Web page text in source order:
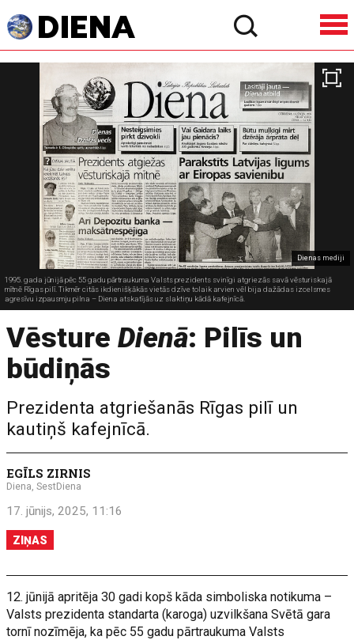
Dienas mediji
1995. gada jūnijā pēc 55 gadu pārtraukuma Valsts prezidents svinīgi atgriezās savā vēsturiskajā
mītnē Rīgas pilī. Tikmēr citās ikdienišķākās vietās dzīve tolaik arvien vēl bija dažādas izcelsmes
agresīvu izpausmju pilna – Diena atskatījās uz slaktiņu kādā kafejnīcā.
VēstureDienā: Pilīs un
būdiņās
Prezidenta atgriešanās Rīgas pilī un
kautiņš kafejnīcā.
EGĪLS ZIRNIS
Diena, SestDiena
17. jūnijs, 2025, 11:16
ZIŅAS
12. jūnijā apritēja 30 gadi kopš kāda simboliska notikuma –
Valsts prezidenta standarta (karoga) uzvilkšana Svētā gara
tornī nozīmēja, ka pēc 55 gadu pārtraukuma Valsts